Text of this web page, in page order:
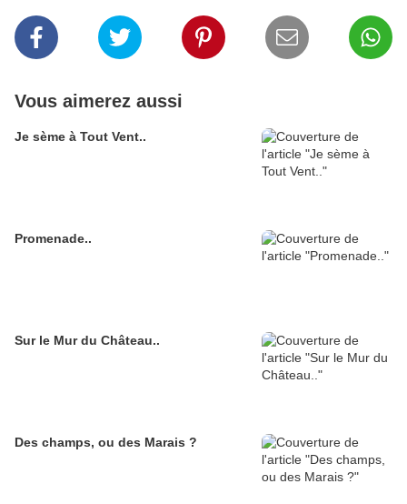
Vous aimerez aussi
Je sème à Tout Vent..
Promenade..
Sur le Mur du Château..
Des champs, ou des Marais ?